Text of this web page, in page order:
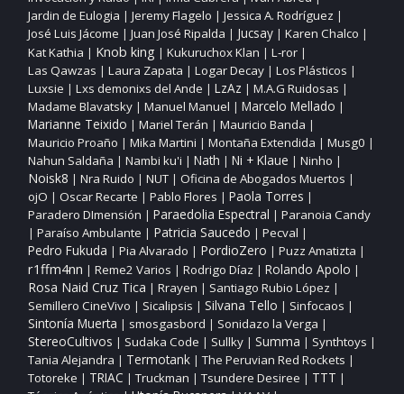
Jardin de Eulogia | Jeremy Flagelo | Jessica A. Rodríguez |
José Luis Jácome | Juan José Ripalda | Jucsay| Karen Chalco |
Kat Kathia | Knob king | Kukuruchox Klan | L‑ror|
Las Qawzas | Laura Zapata | Logar Decay| Los Plásticos |
Luxsie | Lxs demonixs del Ande | LzAz | M.A.G Ruidosas |
Madame Blavatsky| Manuel Manuel | Marcelo Mellado |
Marianne Teixido | Mariel Terán | Mauricio Banda |
Mauricio Proaño | Mika Martini | Montaña Extendida | Musg0 |
Nahun Saldaña | Nambi ku'i | Nath | Ni + Klaue | Ninho |
Noisk8 | Nra Ruido | NUT| Oficina de Abogados Muertos |
ojO | Oscar Recarte | Pablo Flores | Paola Torres |
Paradero DImensión | Paraedolia Espectral | Paranoia Candy
| Paraíso Ambulante | Patricia Saucedo | Pecval |
Pedro Fukuda | Pia Alvarado | PordioZero | Puzz Amatizta |
r1ffm4nn | Reme2 Varios | Rodrigo Díaz | Rolando Apolo |
Rosa Naid Cruz Tica | Rrayen | Santiago Rubio López |
Semillero CineVivo | Sicalipsis | Silvana Tello | Sinfocaos |
Sintonía Muerta | smosgasbord | Sonidazo la Verga |
StereoCultivos | Sudaka Code | Sullky| Summa | Synthtoys |
Tania Alejandra | Termotank| The Peruvian Red Rockets |
Totoreke | TRIAC | Truckman | Tsundere Desiree | TTT |